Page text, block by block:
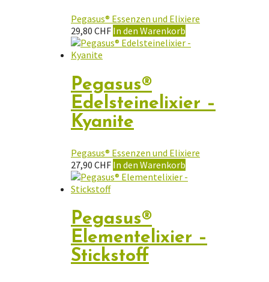
Pegasus® Essenzen und Elixiere
29,80 CHF In den Warenkorb
Pegasus®
Edelsteinelixier –
Kyanite
Pegasus® Essenzen und Elixiere
27,90 CHF In den Warenkorb
Pegasus®
Elementelixier –
Stickstoff